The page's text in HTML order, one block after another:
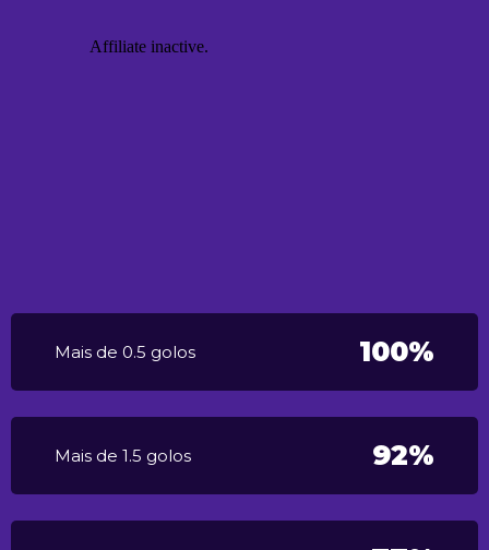
Mais de 0.5 golos 100%
Mais de 1.5 golos 92%